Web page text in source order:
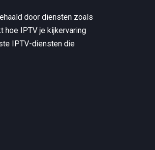
door diensten zoals
hoe IPTV je kijkervaring
IPTV-diensten die